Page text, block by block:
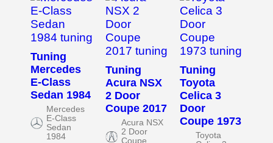
Tuning
Mercedes
E-Class
Sedan 1984
Mercedes
E-Class
Sedan
1984
Tuning
Acura NSX
2 Door
Coupe 2017
Acura NSX
2 Door
Coupe
Tuning
Toyota
Celica 3
Door
Coupe 1973
Toyota